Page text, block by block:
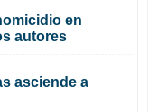
en
autores
asciende a